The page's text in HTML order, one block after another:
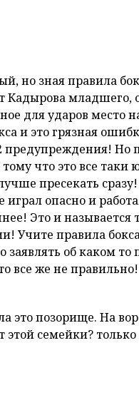
но зная правила
Кадырова младшего,
для ударов место
и это грязная
предупреждения! Но
что это все таки
пресекать
опасно и
Это и
Учите правила
заявлять об каком
все же не
это позорище. На
этой семейки?